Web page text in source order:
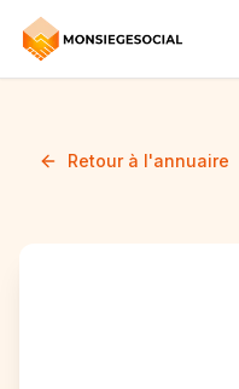
Retour à l'annuaire